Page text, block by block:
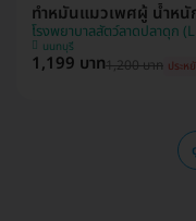
ทำหมันแมวเพศผู้ น้ำหนั
โรงพยาบาลสัตว์ลาดปลาดุก
นนทบุรี
1,199 บาท1,200 บาท ประห